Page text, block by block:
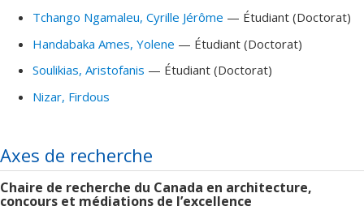
Tchango Ngamaleu, Cyrille Jérôme — Étudiant (Doctorat)
Handabaka Ames, Yolene — Étudiant (Doctorat)
Soulikias, Aristofanis — Étudiant (Doctorat)
Nizar, Firdous
Axes de recherche
Chaire de recherche du Canada en architecture,
concours et médiations de l’excellence